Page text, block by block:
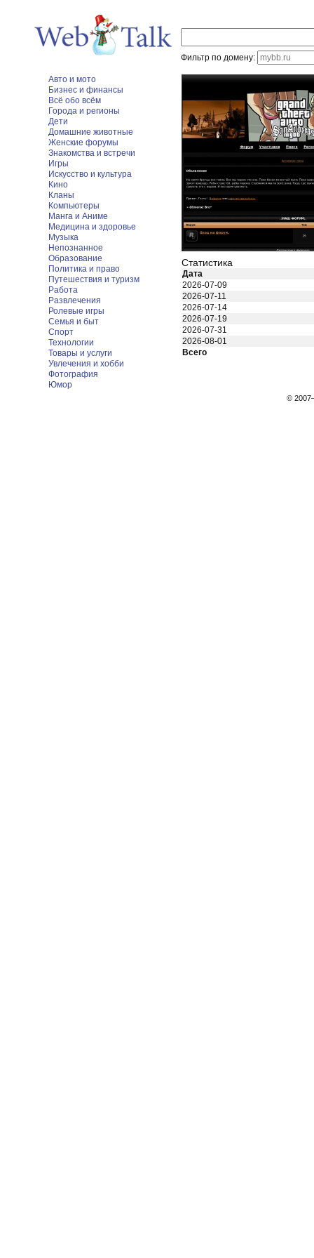
Фильтр по домену:
Авто и мото
Бизнес и финансы
Всё обо всём
Города и регионы
Дети
Домашние животные
Женские форумы
Знакомства и встречи
Игры
Искусство и культура
Кино
Кланы
Компьютеры
Манга и Аниме
Медицина и здоровье
Музыка
Непознанное
Образование
Политика и право
Путешествия и туризм
Работа
Развлечения
Ролевые игры
Семья и быт
Спорт
Технологии
Товары и услуги
Увлечения и хобби
Фотография
Юмор
Статистика
Дата
2026-07-09
2026-07-11
2026-07-14
2026-07-19
2026-07-31
2026-08-01
Всего
©